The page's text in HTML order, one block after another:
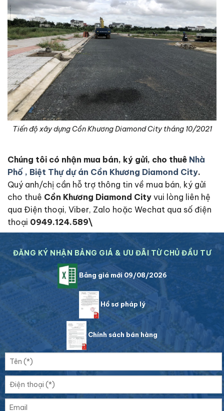
Tiến độ xây dựng Cồn Khương Diamond City tháng 10/2021
Chúng tôi có nhận mua bán, ký gửi, cho thuê Nhà
Phố , Biệt Thự dự án Cồn Khương Diamond City.
Quý anh/chị cần hỗ trợ thông tin về mua bán, ký gửi
cho thuê Cồn Khương Diamond City vui lòng liên hệ
qua Điện thoại, Viber, Zalo hoặc Wechat qua số điện
thoại 0949.124.589\
ĐĂNG KÝ NHẬN BẢNG GIÁ & ƯU ĐÃI TỪ CHỦ ĐẦU TƯ
Bảng giá mới 09/08/2026
Hồ sơ pháp lý
Chính sách bán hàng